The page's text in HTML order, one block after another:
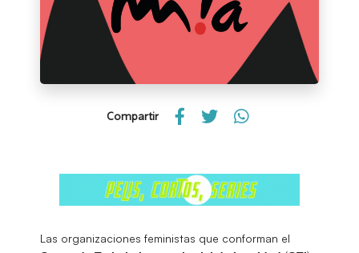
Compartir
Las organizaciones feministas que conforman el